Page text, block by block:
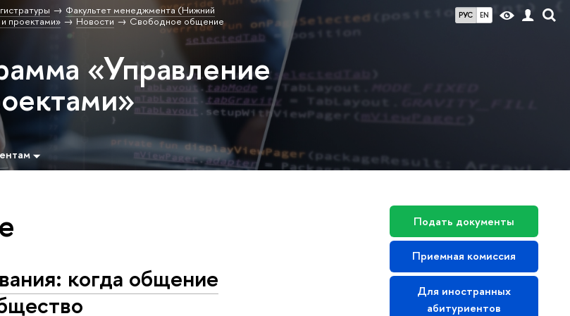
РУС EN
Факультет менеджмента (Нижний
проектами» Новости Свободное общение
«Управление
Подать документы
Приемная комиссия
Для иностранных
абитуриентов
когда общение